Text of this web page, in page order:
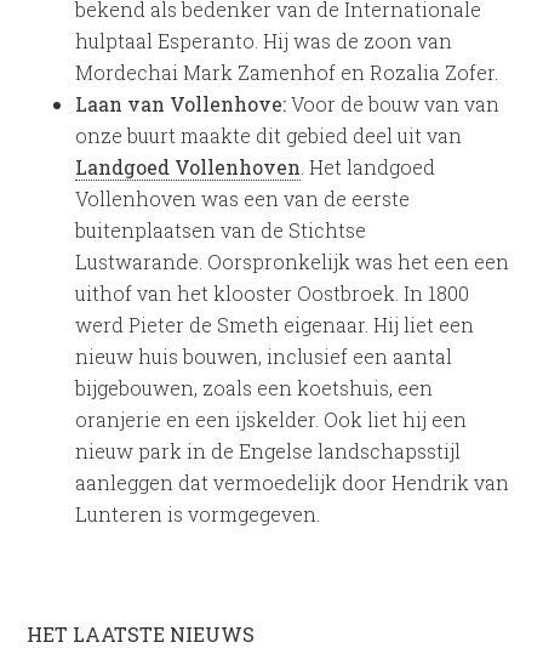
bekend als bedenker van de Internationale
hulptaal Esperanto. Hij was de zoon van
Mordechai Mark Zamenhof en Rozalia Zofer.
Laan van Vollenhove:Voor de bouw van van
onze buurt maakte dit gebied deel uit van
Landgoed Vollenhoven . Het landgoed
Vollenhoven was een van de eerste
buitenplaatsen van de Stichtse
Lustwarande. Oorspronkelijk was het een een
uithof van het klooster Oostbroek. In 1800
werd Pieter de Smeth eigenaar. Hij liet een
nieuw huis bouwen, inclusief een aantal
bijgebouwen, zoals een koetshuis, een
oranjerie en een ijskelder. Ook liet hij een
nieuw park in de Engelse landschapsstijl
aanleggen dat vermoedelijk door Hendrik van
Lunteren is vormgegeven.
HET LAATSTE NIEUWS